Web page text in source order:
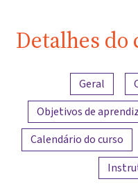
Detalhes do
Visão geral do
Geral
Objetivos de
Calendário do curso